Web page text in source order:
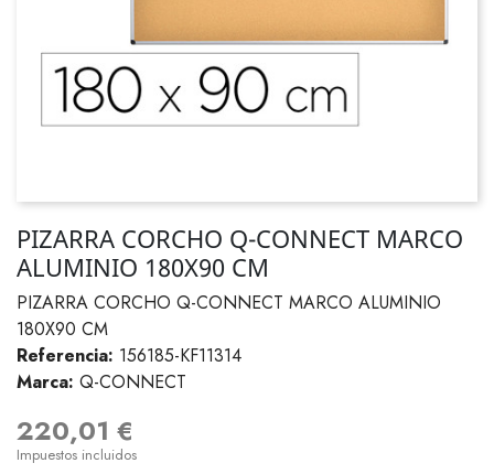
PIZARRA CORCHO Q-CONNECT MARCO
ALUMINIO 180X90 CM
PIZARRA CORCHO Q-CONNECT MARCO ALUMINIO
180X90 CM
Referencia: 156185-KF11314
Marca: Q-CONNECT
220,01 €
Impuestos incluidos